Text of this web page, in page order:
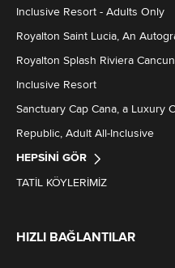
Inclusive Resort - Adults Only
Royalton Saint Lucia, An
Royalton Splash Riviera
Inclusive Resort
Sanctuary Cap Cana, a Luxury
Republic, Adult All-Inclusive
HEPSINI GÖR
TATIL KÖYLERIMIZ
HIZLI BAĞLANTILAR